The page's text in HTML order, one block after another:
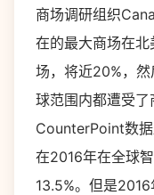
商场调研组织
在的最大商场在
场，将近20%，
球范围内都遭受
CounterPoint数
在2016年在全球
13.5%。但是